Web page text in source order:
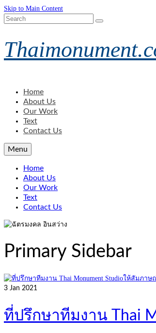
Skip to Main Content
Search
Home
About Us
Our Work
Text
Contact Us
Menu
Home
About Us
Our Work
Text
Contact Us
Primary Sidebar
3 Jan 2021
ที่ปรึกษาทีมงาน Thai